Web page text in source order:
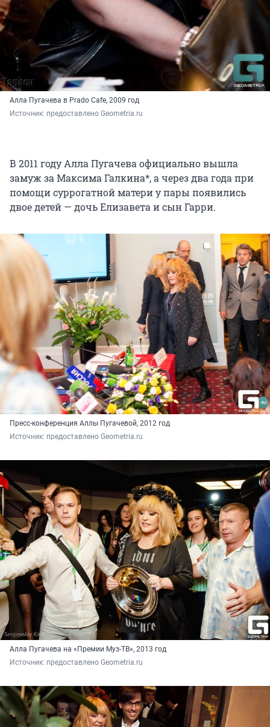
Алла Пугачева в Prado Cafe, 2009 год
Источник: предоставлено Geometria.ru
В 2011 году Алла Пугачева официально вышла
замуж за Максима Галкина*, а через два года при
помощи суррогатной матери у пары появились
двое детей — дочь Елизавета и сын Гарри.
Пресс-конференция Аллы Пугачевой, 2012 год
Источник: предоставлено Geometria.ru
Алла Пугачева на «Премии Муз-ТВ», 2013 год
Источник: предоставлено Geometria.ru